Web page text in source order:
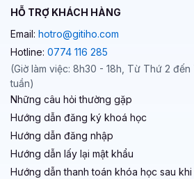
HỖ TRỢ KHÁCH HÀNG
Email: hotro@gitiho.com
Hotline: 0774 116 285
(Giờ làm việc: 8h30 - 18h, Từ Thứ 2
tuần)
Những câu hỏi thường gặp
Hướng dẫn đăng ký khoá học
Hướng dẫn đăng nhập
Hướng dẫn lấy lại mật khẩu
Hướng dẫn thanh toán khóa học sau